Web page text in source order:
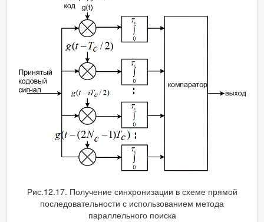
Рис.12.17. Получение синхронизации в схеме прямой
последовательности с использованием метода
параллельного поиска